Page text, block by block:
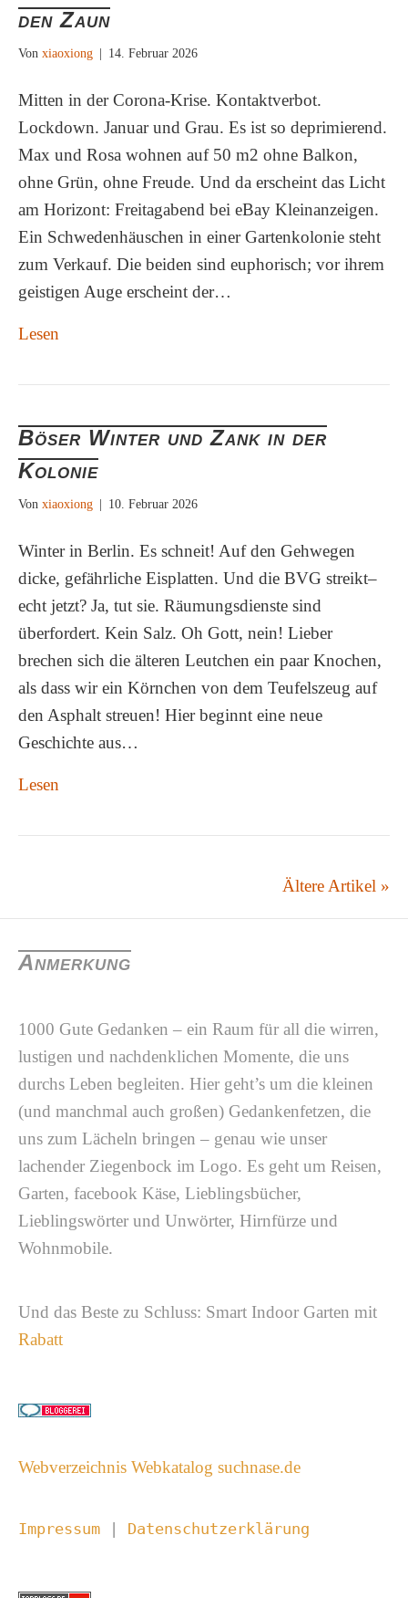
den Zaun
Von xiaoxiong 14. Februar 2026
Mitten in der Corona-Krise. Kontaktverbot.
Lockdown. Januar und Grau. Es ist so deprimierend.
Max und Rosa wohnen auf 50 m2 ohne Balkon,
ohne Grün, ohne Freude. Und da erscheint das Licht
am Horizont: Freitagabend bei eBay Kleinanzeigen.
Ein Schwedenhäuschen in einer Gartenkolonie steht
zum Verkauf. Die beiden sind euphorisch; vor ihrem
geistigen Auge erscheint der…
Lesen
Böser Winter und Zank in der
Kolonie
Von xiaoxiong 10. Februar 2026
Winter in Berlin. Es schneit! Auf den Gehwegen
dicke, gefährliche Eisplatten. Und die BVG streikt–
echt jetzt? Ja, tut sie. Räumungsdienste sind
überfordert. Kein Salz. Oh Gott, nein! Lieber
brechen sich die älteren Leutchen ein paar Knochen,
als dass wir ein Körnchen von dem Teufelszeug auf
den Asphalt streuen! Hier beginnt eine neue
Geschichte aus…
Lesen
Ältere Artikel »
Anmerkung
1000 Gute Gedanken – ein Raum für all die wirren,
lustigen und nachdenklichen Momente, die uns
durchs Leben begleiten. Hier geht’s um die kleinen
(und manchmal auch großen) Gedankenfetzen, die
uns zum Lächeln bringen – genau wie unser
lachender Ziegenbock im Logo. Es geht um Reisen,
Garten, facebook Käse, Lieblingsbücher,
Lieblingswörter und Unwörter, Hirnfürze und
Wohnmobile.
Und das Beste zu Schluss: Smart Indoor Garten mit
Rabatt
Webverzeichnis Webkatalog suchnase.de
Impressum Datenschutzerklärung